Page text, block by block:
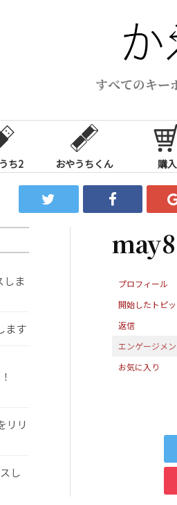
すべてのキー
ち2 おやうちくん 購入
プロフィール
開始したトピ
返信
エンゲージメン
お気に入り
しま
ます
リリ
し